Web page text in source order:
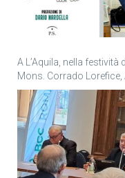
A L’Aquila, nella
Mons. Corrado